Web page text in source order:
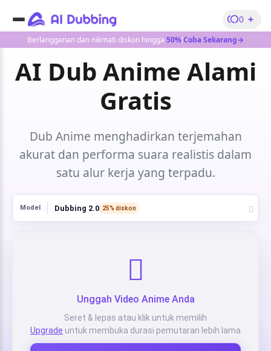
Berlangganan dan nikmati diskon hingga 50%!Coba Sekarang→
0 +
AI Dub Anime Alami
Gratis
Dub Anime menghadirkan terjemahan
akurat dan performa suara realistis dalam
satu alur kerja yang terpadu.
Model Dubbing 2.0 25% diskon
Unggah Video Anime Anda
Seret & lepas atau klik untuk memilih
Upgrade untuk membuka durasi pemutaran lebih lama